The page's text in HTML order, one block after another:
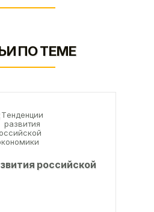
ПО ТЕМЕ
poccийcкoй